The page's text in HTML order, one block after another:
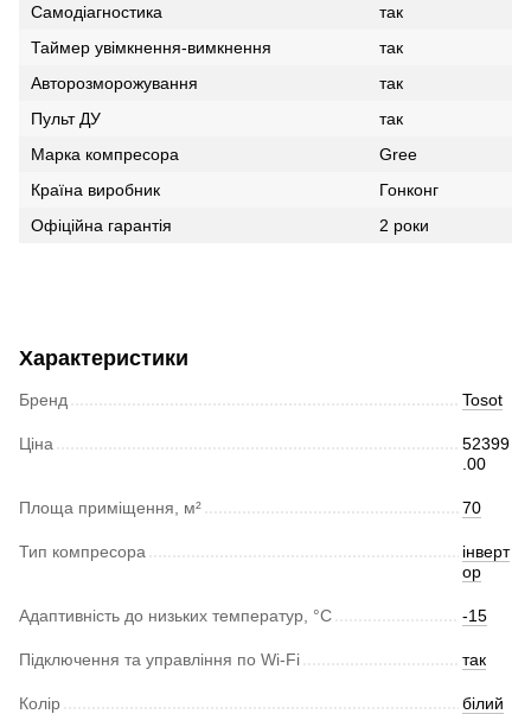
Самодіагностика
так
Таймер увімкнення-вимкнення
так
Авторозморожування
так
Пульт ДУ
так
Марка компресора
Gree
Країна виробник
Гонконг
Офіційна гарантія
2 роки
Характеристики
Бренд Tosot
Ціна
52399
.00
Площа приміщення, м² 70
Тип компресора
інверт
ор
Адаптивність до низьких температур, °С -15
Підключення та управління по Wi-Fi так
Колір білий